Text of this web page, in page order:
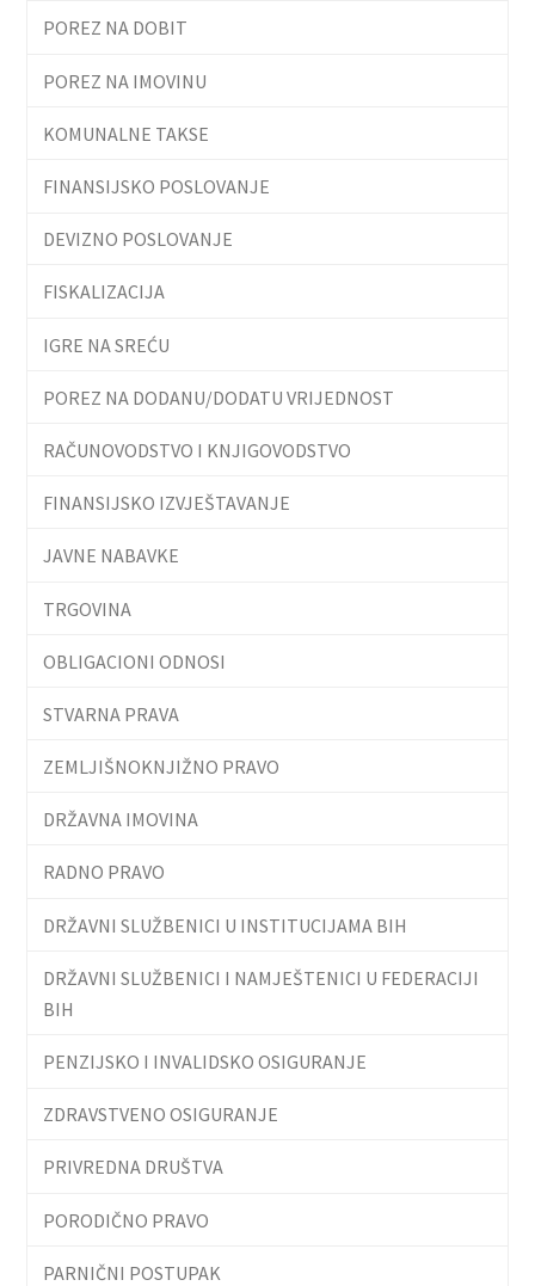
POREZ NA DOBIT
POREZ NA IMOVINU
KOMUNALNE TAKSE
FINANSIJSKO POSLOVANJE
DEVIZNO POSLOVANJE
FISKALIZACIJA
IGRE NA SREĆU
POREZ NA DODANU/DODATU VRIJEDNOST
RAČUNOVODSTVO I KNJIGOVODSTVO
FINANSIJSKO IZVJEŠTAVANJE
JAVNE NABAVKE
TRGOVINA
OBLIGACIONI ODNOSI
STVARNA PRAVA
ZEMLJIŠNOKNJIŽNO PRAVO
DRŽAVNA IMOVINA
RADNO PRAVO
DRŽAVNI SLUŽBENICI U INSTITUCIJAMA BIH
DRŽAVNI SLUŽBENICI I NAMJEŠTENICI U FEDERACIJI
BIH
PENZIJSKO I INVALIDSKO OSIGURANJE
ZDRAVSTVENO OSIGURANJE
PRIVREDNA DRUŠTVA
PORODIČNO PRAVO
PARNIČNI POSTUPAK